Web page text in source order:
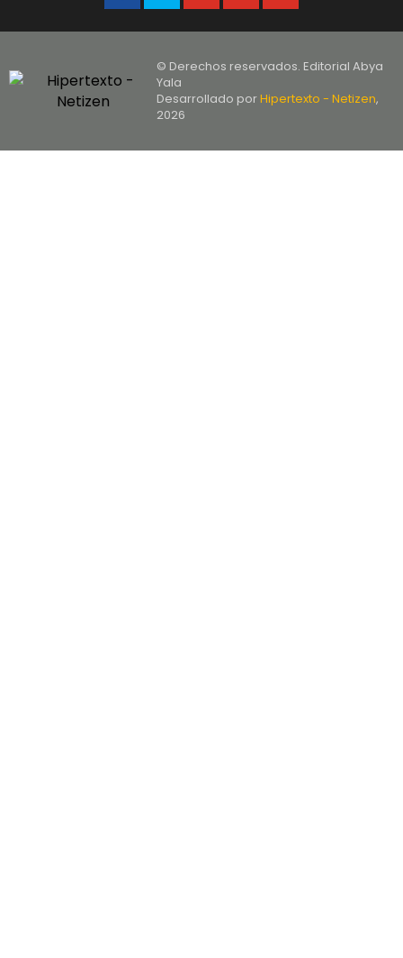
© Derechos reservados. Editorial Abya
Yala
Desarrollado porHipertexto - Netizen,
2026